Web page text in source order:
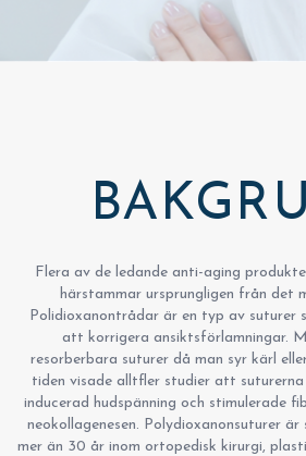
Flera av de ledande anti-aging
härstammar ursprungligen från det
Polidioxanontrådar är en typ av suturer
att korrigera ansiktsförlamningar.
resorberbara suturer då man syr kärl
tiden visade alltfler studier att suturerna
inducerad hudspänning och stimulerade
neokollagenesen. Polydioxanonsuturer
mer än 30 år inom ortopedisk kirurgi,